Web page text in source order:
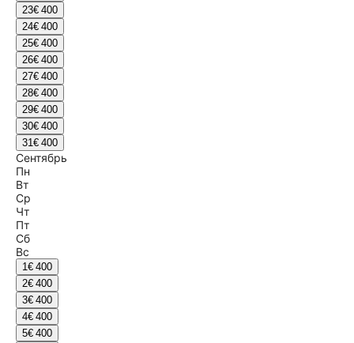
23€ 400
24€ 400
25€ 400
26€ 400
27€ 400
28€ 400
29€ 400
30€ 400
31€ 400
Сентябрь
Пн
Вт
Ср
Чт
Пт
Сб
Вс
1€ 400
2€ 400
3€ 400
4€ 400
5€ 400